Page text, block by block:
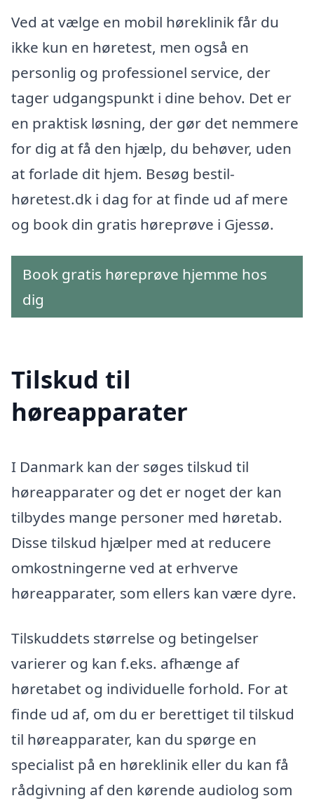
Ved at vælge en mobil høreklinik får du
ikke kun en høretest, men også en
personlig og professionel service, der
tager udgangspunkt i dine behov. Det er
en praktisk løsning, der gør det nemmere
for dig at få den hjælp, du behøver, uden
at forlade dit hjem. Besøg bestil-
høretest.dk i dag for at finde ud af mere
og book din gratis høreprøve i Gjessø.
Book gratis høreprøve hjemme hos
dig
Tilskud til
høreapparater
I Danmark kan der søges tilskud til
høreapparater og det er noget der kan
tilbydes mange personer med høretab.
Disse tilskud hjælper med at reducere
omkostningerne ved at erhverve
høreapparater, som ellers kan være dyre.
Tilskuddets størrelse og betingelser
varierer og kan f.eks. afhænge af
høretabet og individuelle forhold. For at
finde ud af, om du er berettiget til tilskud
til høreapparater, kan du spørge en
specialist på en høreklinik eller du kan få
rådgivning af den kørende audiolog som